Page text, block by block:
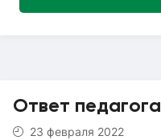
Ответ педагога
23 февраля 2022